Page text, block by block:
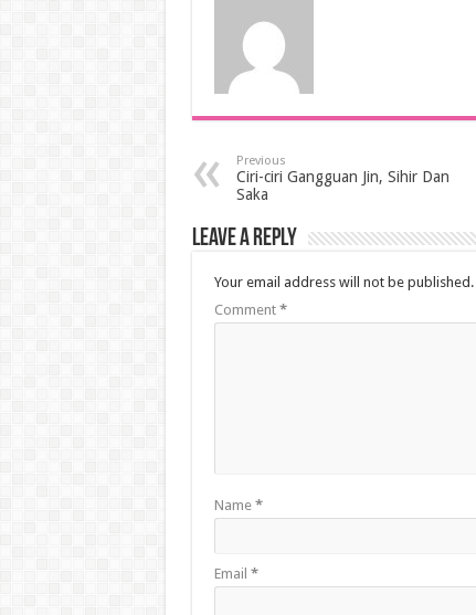
Previous
Ciri-ciri Gangguan Jin, Sihir Dan
Saka
Leave a Reply
Your email address will not be published.
Comment *
Name *
Email *